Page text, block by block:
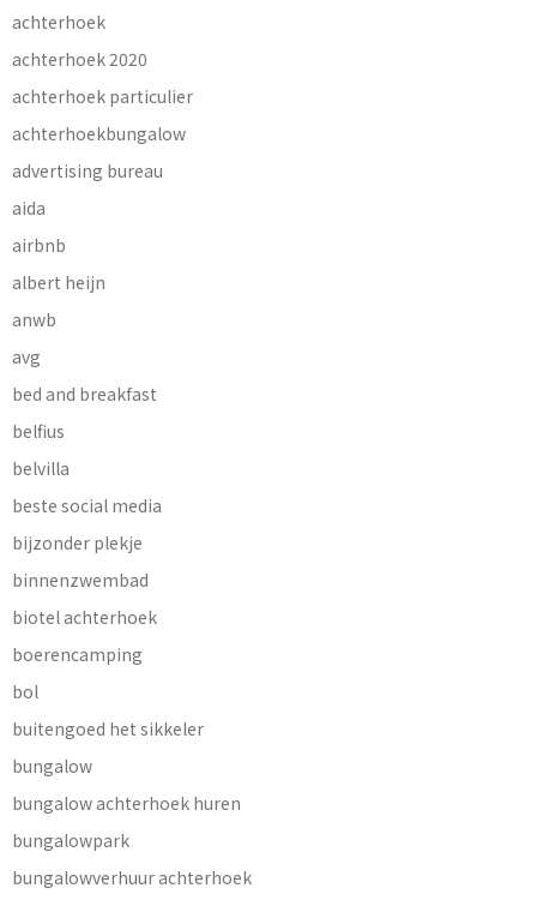
achterhoek
achterhoek 2020
achterhoek particulier
achterhoekbungalow
advertising bureau
aida
airbnb
albert heijn
anwb
avg
bed and breakfast
belfius
belvilla
beste social media
bijzonder plekje
binnenzwembad
biotel achterhoek
boerencamping
bol
buitengoed het sikkeler
bungalow
bungalow achterhoek huren
bungalowpark
bungalowverhuur achterhoek